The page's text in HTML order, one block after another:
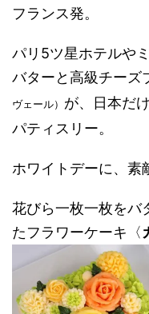
フランス発。
パリ5ツ星ホテルや
バターと高級チーズ
ヴェール） が、日本だ
パティスリー。
ホワイトデーに、素
花びら一枚一枚をバ
たフラワーケーキ〈